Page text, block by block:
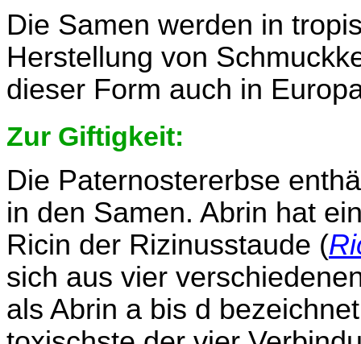
Die Samen werden in
Herstellung von
dieser Form auch in
Zur Giftigkeit:
Die Paternostererbse
in den Samen. Abrin hat
Ricin der Rizinusstaude (
sich aus vier
als Abrin a bis d